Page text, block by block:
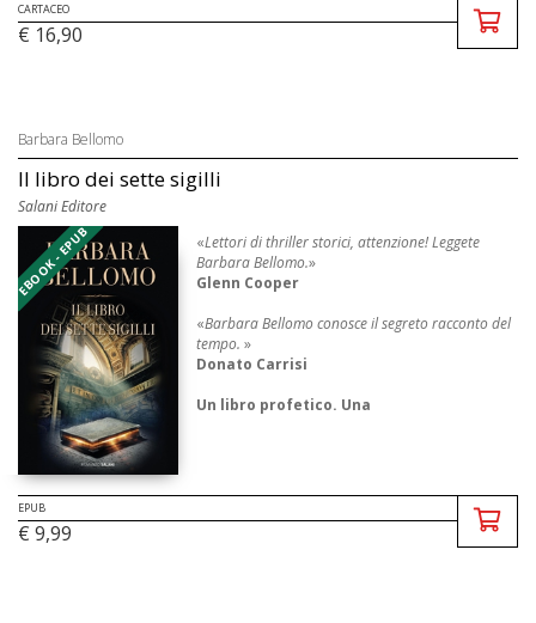
CARTACEO
€ 16,90
Barbara Bellomo
Il libro dei sette sigilli
Salani Editore
EBOOK - EPUB «Lettori di thriller storici, attenzione! Leggete
Barbara Bellomo.»
Glenn Cooper
«Barbara Bellomo conosce il segreto racconto del
tempo.»
Donato Carrisi
Un libro profetico. Una
EPUB
€ 9,99